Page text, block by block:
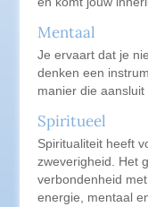
Mentaal
Je ervaart dat je
denken een
manier die
Spiritueel
Spiritualiteit heeft
zweverigheid. Het
verbondenheid
energie, mentaal